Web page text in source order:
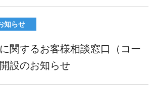
知らせ
関するお客様相談窓口（コー
設のお知らせ